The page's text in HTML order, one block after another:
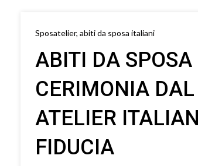
Sposatelier, abiti da sposa italiani
ABITI DA
CERIMONIA DAL
ATELIER
FIDUCIA